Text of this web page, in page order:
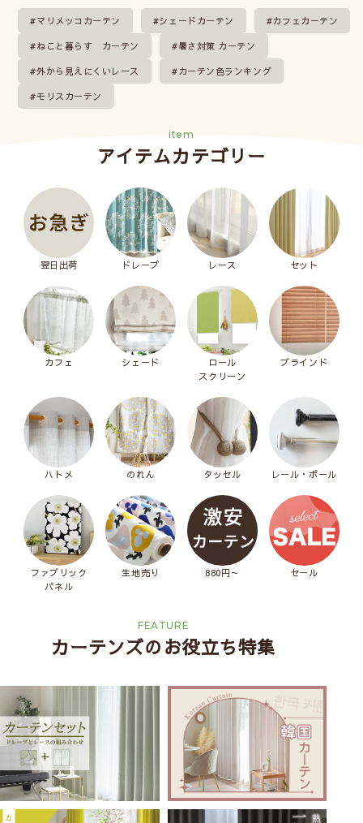
マリメッコカーテン シェードカーテン カフェカーテン
ねこと暮らす カーテン 暑さ対策 カーテン
外から見えにくいレース カーテン色ランキング
モリスカーテン
item
アイテムカテゴリー
翌日出荷 ドレープ レース セット
カフェ シェード
ロール
スクリーン
ブラインド
ハトメ のれん タッセル レール・ポール
ファブリック
パネル
生地売り 880円～ セール
FEATURE
カーテンズのお役立ち特集